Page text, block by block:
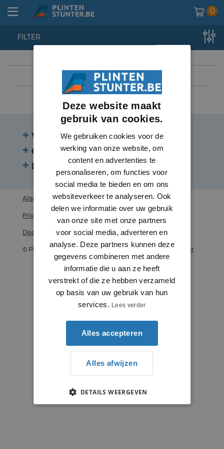
0
home //
FILTER
Veelgestelde vragen
Contact
Beoordelingen
Algemene voorwaarden
Privacy statement
Disclaimer
© Plintenstunter 2026 Profielenstunter
Deze website maakt
gebruik van cookies.
We gebruiken cookies voor de
werking van onze website, om
content en advertenties te
personaliseren, om functies voor
social media te bieden en om ons
websiteverkeer te analyseren. Ook
delen we informatie over uw gebruik
van onze site met onze partners
voor social media, adverteren en
analyse. Deze partners kunnen deze
gegevens combineren met andere
informatie die u aan ze heeft
verstrekt of die ze hebben verzameld
op basis van uw gebruik van hun
services.
Lees verder
Alles accepteren
Alles afwijzen
DETAILS WEERGEVEN